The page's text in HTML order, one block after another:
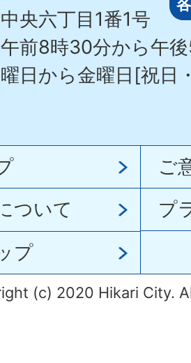
央六丁目1番1号
前8時30分から午
日から金曜日[祝日
ご
ついて
プ
プ
(c) 2020 Hikari City.